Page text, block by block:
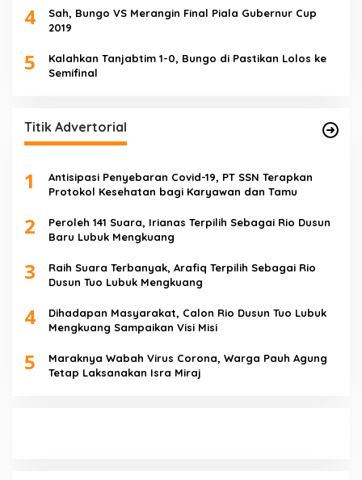
4
Sah, Bungo VS Merangin Final Piala Gubernur Cup
2019
5
Kalahkan Tanjabtim 1-0, Bungo di Pastikan Lolos ke
Semifinal
Titik Advertorial
1
Antisipasi Penyebaran Covid-19, PT SSN Terapkan
Protokol Kesehatan bagi Karyawan dan Tamu
2
Peroleh 141 Suara, Irianas Terpilih Sebagai Rio Dusun
Baru Lubuk Mengkuang
3
Raih Suara Terbanyak, Arafiq Terpilih Sebagai Rio
Dusun Tuo Lubuk Mengkuang
4
Dihadapan Masyarakat, Calon Rio Dusun Tuo Lubuk
Mengkuang Sampaikan Visi Misi
5
Maraknya Wabah Virus Corona, Warga Pauh Agung
Tetap Laksanakan Isra Miraj